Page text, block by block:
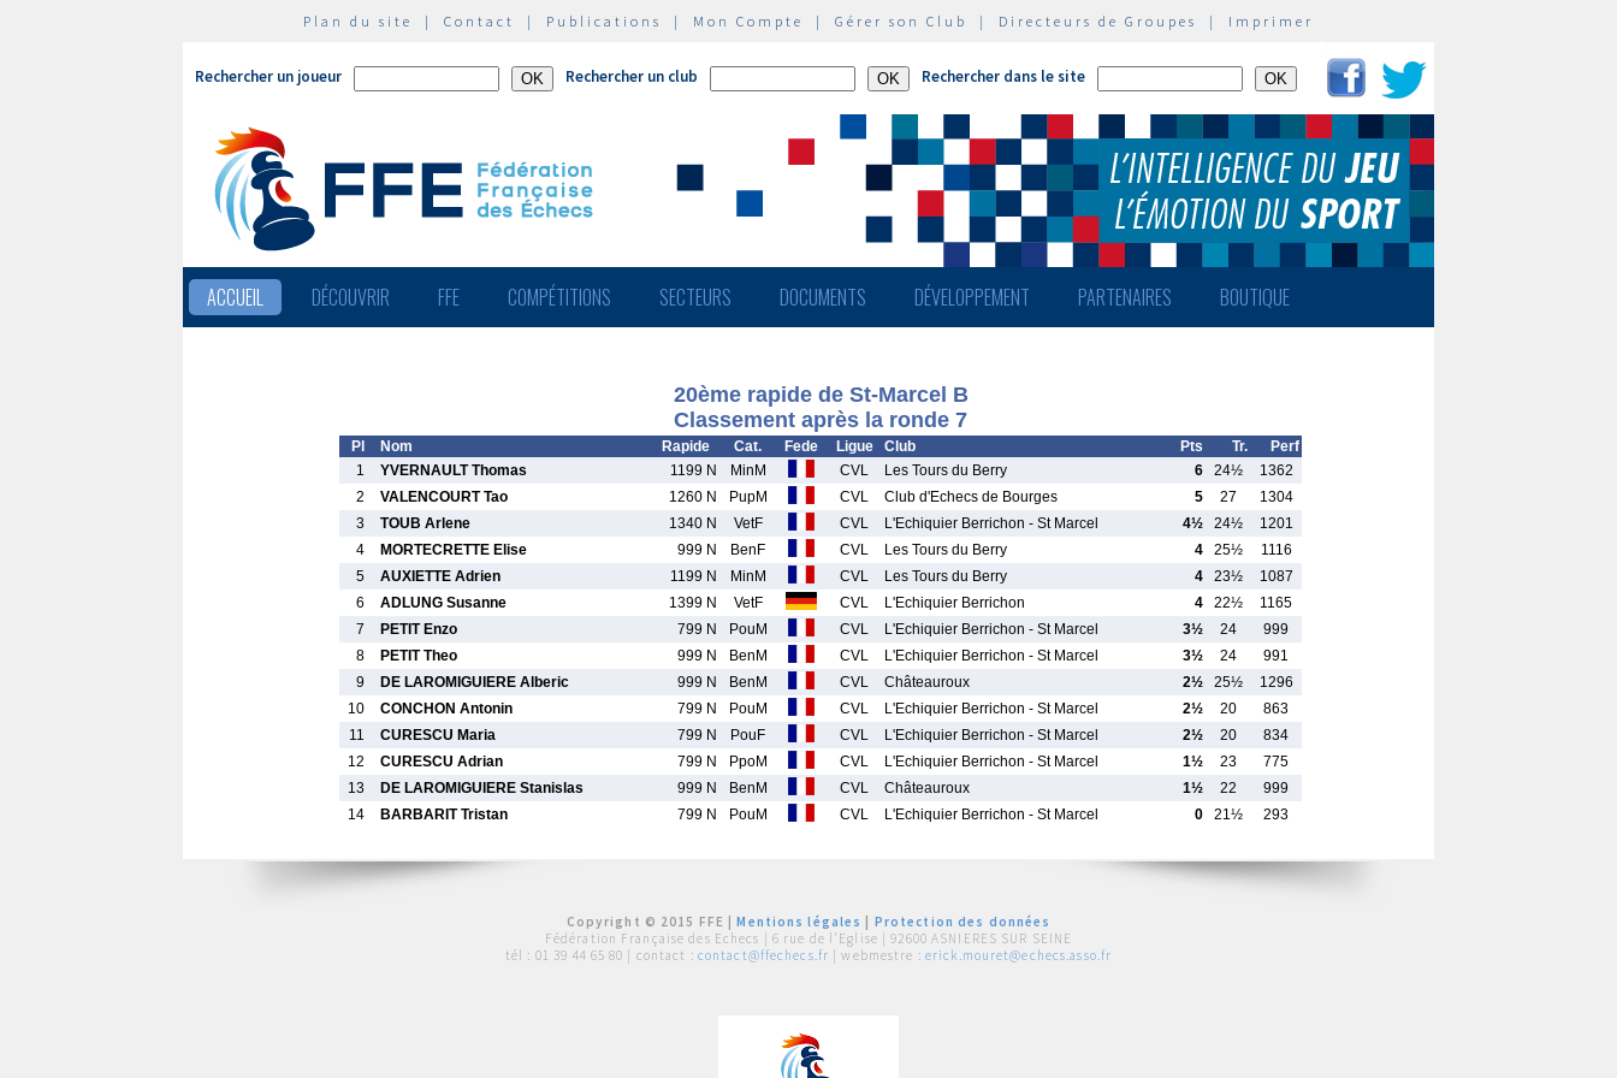
Plan du site | Contact | Publications | Mon Compte | Gérer son Club | Directeurs de Groupes | Imprimer
Rechercher un joueur Rechercher un club Rechercher dans le site
ACCUEIL DÉCOUVRIR FFE COMPÉTITIONS SECTEURS DOCUMENTS DÉVELOPPEMENT PARTENAIRES BOUTIQUE
20ème rapide de St-Marcel B
Classement après la ronde 7
Pl Nom Rapide Cat. Fede Ligue Club Pts Tr.
Perf
1
YVERNAULT Thomas 1199 N MinM CVL Les Tours du Berry 6 24½
1362
2
VALENCOURT Tao 1260 N PupM CVL Club d'Echecs de Bourges 5 27
1304
3
TOUB Arlene 1340 N VetF CVL L'Echiquier Berrichon - St Marcel 4½ 24½
1201
4
MORTECRETTE Elise 999 N BenF CVL Les Tours du Berry 4 25½
1116
5
AUXIETTE Adrien 1199 N MinM CVL Les Tours du Berry 4 23½
1087
6
ADLUNG Susanne 1399 N VetF CVL L'Echiquier Berrichon 4 22½
1165
7
PETIT Enzo 799 N PouM CVL L'Echiquier Berrichon - St Marcel 3½ 24
999
8
PETIT Theo 999 N BenM CVL L'Echiquier Berrichon - St Marcel 3½ 24
991
9
DE LAROMIGUIERE Alberic 999 N BenM CVL Châteauroux 2½ 25½
1296
10
CONCHON Antonin 799 N PouM CVL L'Echiquier Berrichon - St Marcel 2½ 20
863
11
CURESCU Maria 799 N PouF CVL L'Echiquier Berrichon - St Marcel 2½ 20
834
12
CURESCU Adrian 799 N PpoM CVL L'Echiquier Berrichon - St Marcel 1½ 23
775
13
DE LAROMIGUIERE Stanislas 999 N BenM CVL Châteauroux 1½ 22
999
14
BARBARIT Tristan 799 N PouM CVL L'Echiquier Berrichon - St Marcel 0 21½ 293
Copyright © 2015 FFE |Mentions légales
Protection des données
Fédération Française des Echecs | 6 rue de l'Eglise | 92600 ASNIERES SUR SEINE
tél : 01 39 44 65 80 | contact : contact@ffechecs.fr | webmestre : erick.mouret@echecs.asso.fr